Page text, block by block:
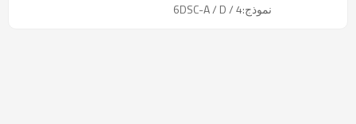
نموذج:4 / 6DSC-A / D